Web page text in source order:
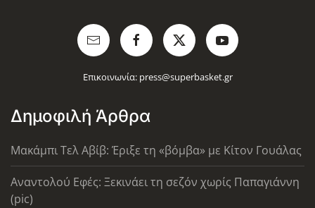
Επικοινωνία: press@superbasket.gr
Δημοφιλή Άρθρα
Μακάμπι Τελ Αβίβ: Έριξε τη «βόμβα» με Κίτον Γουάλας
Αναντολού Εφές: Ξεκινάει τη σεζόν χωρίς Παπαγιάννη
(pic)